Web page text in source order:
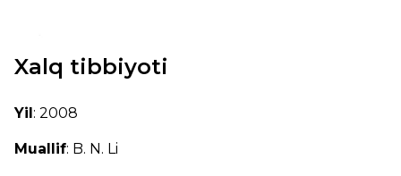
Xalq tibbiyoti
Yil : 2008
Muallif: B. N. Li